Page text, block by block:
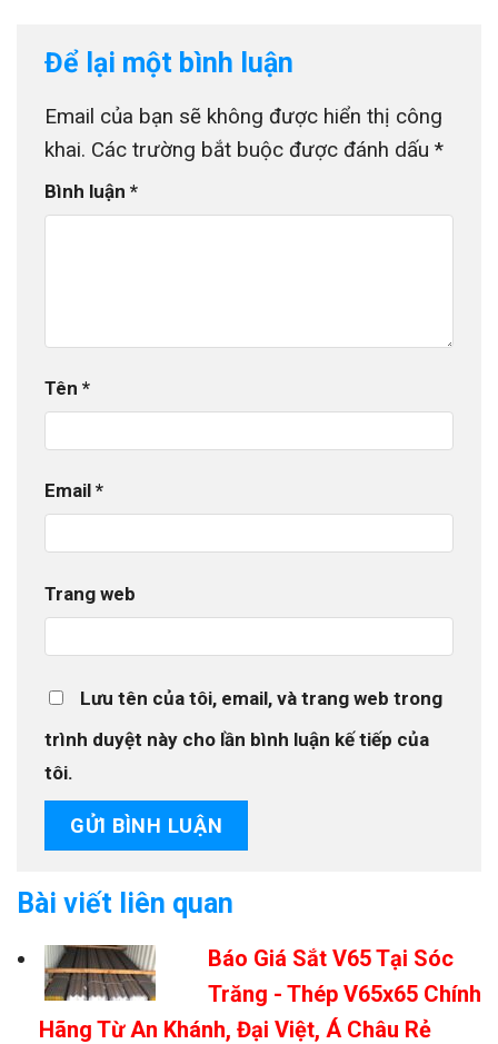
Để lại một bình luận
Email của bạn sẽ không được hiển thị công
khai. Các trường bắt buộc được đánh dấu *
Bình luận *
Tên *
Email *
Trang web
Lưu tên của tôi, email, và trang web trong
trình duyệt này cho lần bình luận kế tiếp của
tôi.
Bài viết liên quan
Báo Giá Sắt V65 Tại Sóc
Trăng - Thép V65x65 Chính
Hãng Từ An Khánh, Đại Việt, Á Châu Rẻ